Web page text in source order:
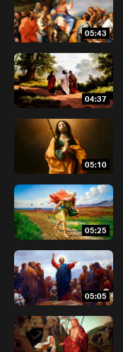
05:43
04:37
05:10
05:25
05:05